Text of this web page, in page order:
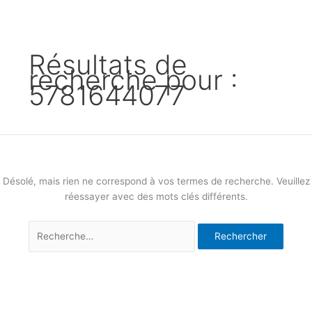
Résultats de
recherche pour :
5781644077
Désolé, mais rien ne correspond à vos termes de recherche. Veuillez
réessayer avec des mots clés différents.